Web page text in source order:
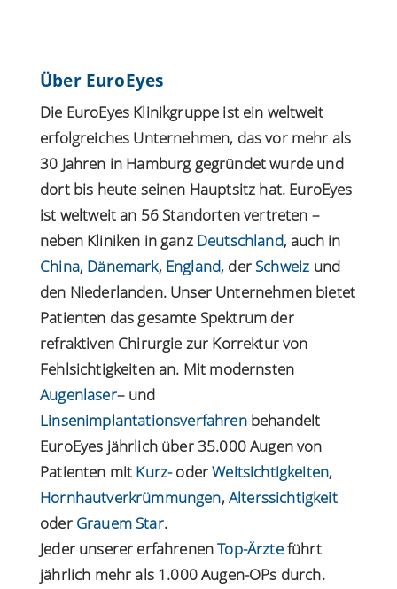
Über EuroEyes
Die EuroEyes Klinikgruppe ist ein weltweit
erfolgreiches Unternehmen, das vor mehr als
30 Jahren in Hamburg gegründet wurde und
dort bis heute seinen Hauptsitz hat. EuroEyes
ist weltweit an 56 Standorten vertreten –
neben Kliniken in ganz Deutschland, auch in
China, Dänemark, England, der Schweiz und
den Niederlanden. Unser Unternehmen bietet
Patienten das gesamte Spektrum der
refraktiven Chirurgie zur Korrektur von
Fehlsichtigkeiten an. Mit modernsten
Augenlaser– und
Linsenimplantationsverfahrenbehandelt
EuroEyes jährlich über 35.000 Augen von
Patienten mit Kurz-oderWeitsichtigkeiten,
Hornhautverkrümmungen,Alterssichtigkeit
oder Grauem Star.
Jeder unserer erfahrenenTop-Ärzteführt
jährlich mehr als 1.000 Augen-OPs durch.